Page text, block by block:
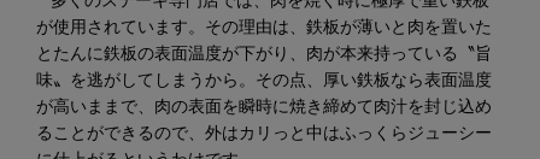
が使用されています。その理由は、鉄板が薄いと肉を置いた
とたんに鉄板の表面温度が下がり、肉が本来持っている〝旨
味〟を逃がしてしまうから。その点、厚い鉄板なら表面温度
が高いままで、肉の表面を瞬時に焼き締めて肉汁を封じ込め
ることができるので、外はカリっと中はふっくらジューシー